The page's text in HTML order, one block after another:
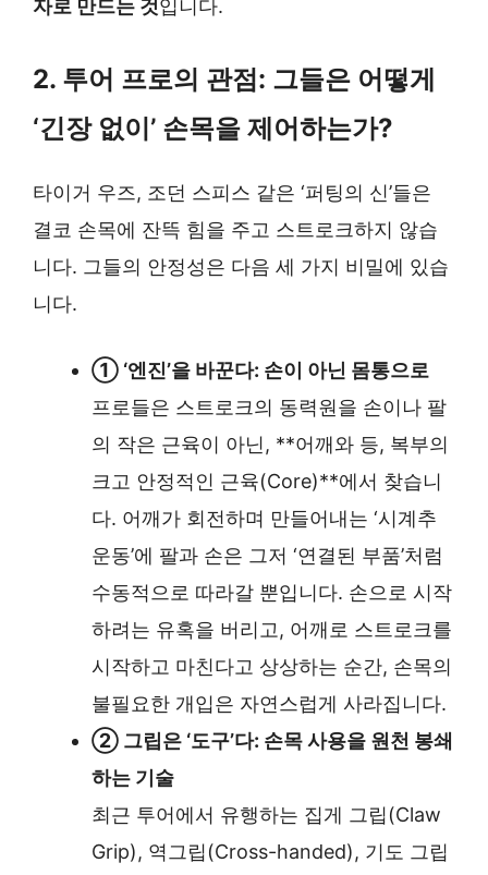
자로 만드는 것입니다.
2. 투어 프로의 관점: 그들은 어떻게
‘긴장 없이’ 손목을 제어하는가?
타이거 우즈, 조던 스피스 같은 ‘퍼팅의 신’들은
결코 손목에 잔뜩 힘을 주고 스트로크하지 않습
니다. 그들의 안정성은 다음 세 가지 비밀에 있습
니다.
① ‘엔진’을 바꾼다: 손이 아닌 몸통으로
프로들은 스트로크의 동력원을 손이나 팔
의 작은 근육이 아닌, **어깨와 등, 복부의
크고 안정적인 근육(Core)**에서 찾습니
다. 어깨가 회전하며 만들어내는 ‘시계추
운동’에 팔과 손은 그저 ‘연결된 부품’처럼
수동적으로 따라갈 뿐입니다. 손으로 시작
하려는 유혹을 버리고, 어깨로 스트로크를
시작하고 마친다고 상상하는 순간, 손목의
불필요한 개입은 자연스럽게 사라집니다.
② 그립은 ‘도구’다: 손목 사용을 원천 봉쇄
하는 기술
최근 투어에서 유행하는 집게 그립(Claw
Grip), 역그립(Cross-handed), 기도 그립